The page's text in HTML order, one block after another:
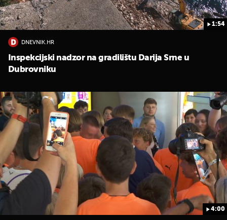
1:54
DNEVNIK.HR
Inspekcijski nadzor na gradilištu Darija Srne u
Dubrovniku
4:00